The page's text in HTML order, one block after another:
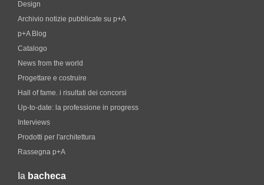
Design
Archivio notizie pubblicate su p+A
p+A Blog
Catalogo
News from the world
Progettare e costruire
Hall of fame. i risultati dei concorsi
Up-to-date: la professione in progress
Interviews
Prodotti per l'architettura
Rassegna p+A
la bacheca